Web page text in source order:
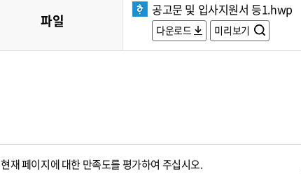
파일
공고문 및 입사지원서 등1.hwp
다운로드 미리보기
현재 페이지에 대한 만족도를 평가하여 주십시오.